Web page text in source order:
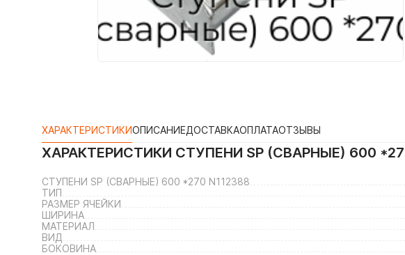
ХАРАКТЕРИСТИКИОПИСАНИЕДОСТАВКАОПЛАТАОТЗЫВЫ
ХАРАКТЕРИСТИКИ СТУПЕНИ SP (СВАРНЫЕ) 600
СТУПЕНИ SP (СВАРНЫЕ) 600 *270 N112388
ТИП
РАЗМЕР ЯЧЕЙКИ
ШИРИНА
МАТЕРИАЛ
ВИД
БОКОВИНА